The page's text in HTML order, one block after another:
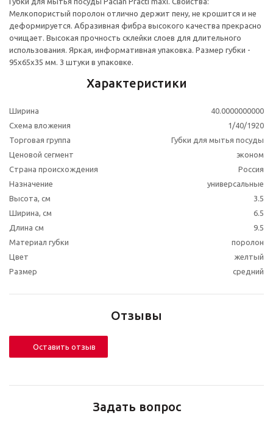
Мелкопористый поролон отлично держит пену, не крошится и не
деформируется. Абразивная фибра высокого качества прекрасно
очищает. Высокая прочность склейки слоев для длительного
использования. Яркая, информативная упаковка. Размер губки -
95x65x35 мм. 3 штуки в упаковке.
Характеристики
Ширина
40.0000000000
Схема вложения
1/40/1920
Торговая группа
Губки для мытья посуды
Ценовой сегмент
эконом
Страна происхождения
Россия
Назначение
универсальные
Высота, см
3.5
Ширина, см
6.5
Длина см
9.5
Материал губки
поролон
Цвет
желтый
Размер
средний
Отзывы
Оставить отзыв
Задать вопрос